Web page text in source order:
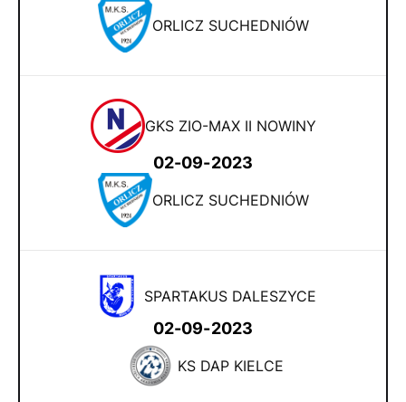
ORLICZ SUCHEDNIÓW
GKS ZIO-MAX II NOWINY
02-09-2023
ORLICZ SUCHEDNIÓW
SPARTAKUS DALESZYCE
02-09-2023
KS DAP KIELCE